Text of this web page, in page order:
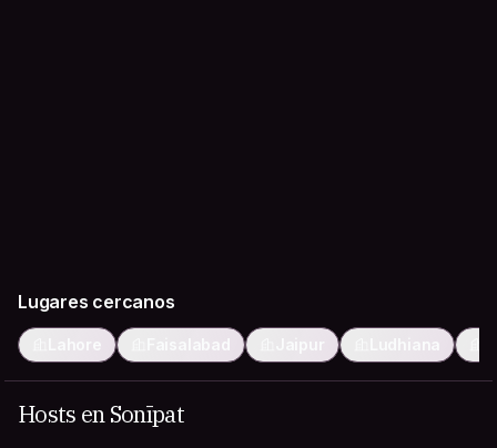
Lugares cercanos
Lahore Faisalabad Jaipur Ludhiana
Hosts en Sonīpat